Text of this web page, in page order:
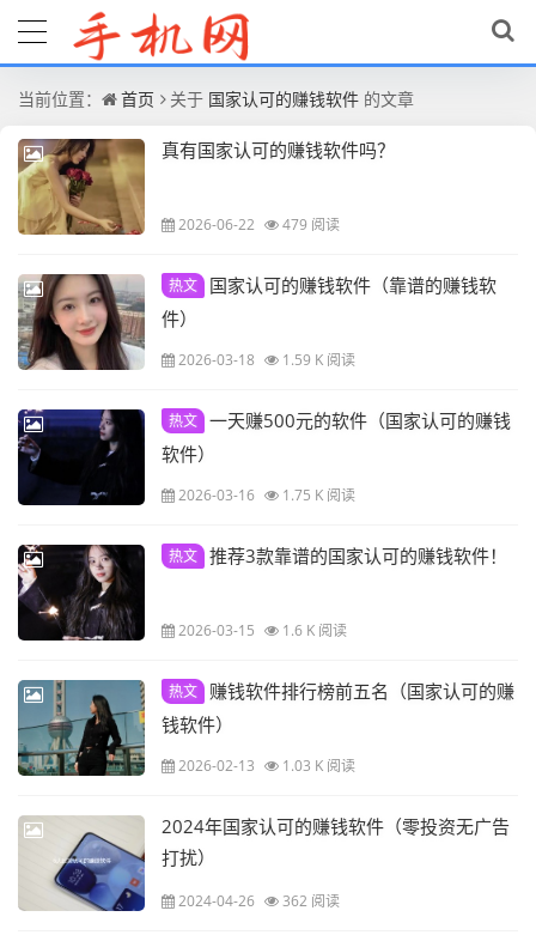
当前位置： 首页 关于 国家认可的赚钱软件 的文章
真有国家认可的赚钱软件吗？
2026-06-22 479 阅读
热文
国家认可的赚钱软件（靠谱的赚钱软
件）
2026-03-18 1.59 K 阅读
热文 一天赚500元的软件（国家认可的赚钱
软件）
2026-03-16 1.75 K 阅读
热文 推荐3款靠谱的国家认可的赚钱软件！
2026-03-15 1.6 K 阅读
热文
赚钱软件排行榜前五名（国家认可的赚
钱软件）
2026-02-13 1.03 K 阅读
2024年国家认可的赚钱软件（零投资无广告
打扰）
2024-04-26 362 阅读